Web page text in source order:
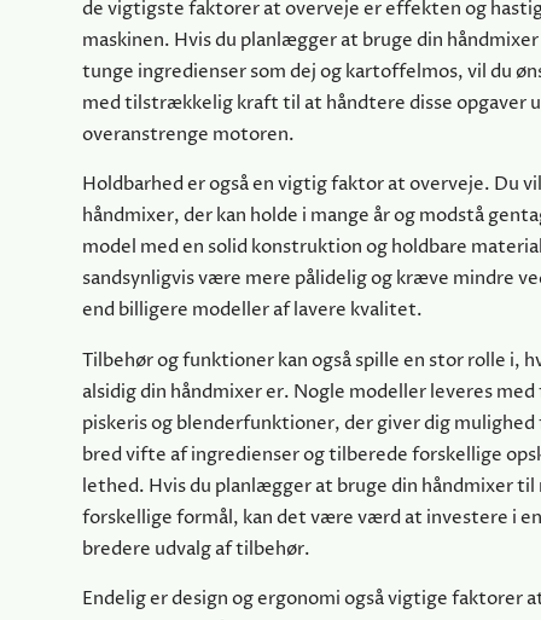
de vigtigste faktorer at overveje er effekten og
maskinen. Hvis du planlægger at bruge din
tunge ingredienser som dej og kartoffelmos, vil du
med tilstrækkelig kraft til at håndtere disse opgaver
overanstrenge motoren.
Holdbarhed er også en vigtig faktor at overveje. Du
håndmixer, der kan holde i mange år og modstå
model med en solid konstruktion og holdbare
sandsynligvis være mere pålidelig og kræve mindre
end billigere modeller af lavere kvalitet.
Tilbehør og funktioner kan også spille en stor rolle i,
alsidig din håndmixer er. Nogle modeller leveres
piskeris og blenderfunktioner, der giver dig mulighed
bred vifte af ingredienser og tilberede forskellige
lethed. Hvis du planlægger at bruge din håndmixer til
forskellige formål, kan det være værd at investere i
bredere udvalg af tilbehør.
Endelig er design og ergonomi også vigtige faktorer